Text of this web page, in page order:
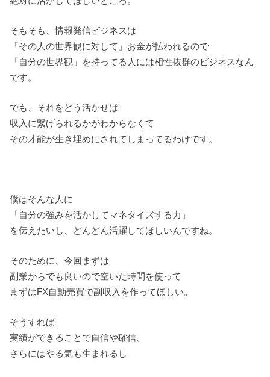
そもそも、情報発信ビジネスは
「その人の世界観に対して」お金が払われるので
「自分の世界観」を持ってる人には相性抜群のビジネスなん
です。
でも、それをどう活かせば
収入に繋げられるかがわからなくて
その才能が生き埋めにされてしまってるわけです。
僕はそんな人に
「自分の強みを活かしてマネタイズする力」
を伝えたいし、どんどん活躍してほしいんですね。
そのために、今回まずは
副業からでも良いので空いた時間を使って
まずはFX自動売買で副収入を作ってほしい。
そうすれば、
実績ができることで自信や確信、
さらにはやる気も生まれるし